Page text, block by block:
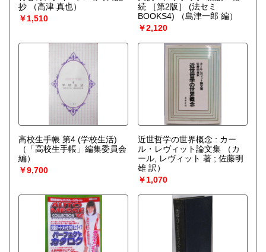
抄
（高津 真也）
￥1,510
続 ［第2版］ (法セミ
BOOKS4)
（島津一郎 編）
￥2,120
高校生手帳 第4 (学校生活)
（「高校生手帳」編集委員会
編）
￥9,700
近世哲学の世界概念 : カー
ル・レヴィット論文集
（カ
ール, レヴィット 著 ; 佐藤明
雄 訳）
￥1,070